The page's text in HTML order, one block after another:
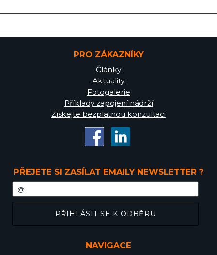
PRO ZÁKAZNÍKY
Články
Aktuality
Fotogalerie
Příklady zapojení nádrží
Získejte bezplatnou konzultaci
PŘEJETE SI ZASÍLAT EMAILY NEWSLETTER ?
NAVIGACE